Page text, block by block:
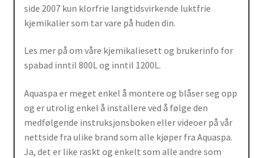
side 2007 kun klorfrie langtidsvirkende luktfrie
kjemikalier som tar vare på huden din.
Les mer på om våre kjemikaliesett og brukerinfo for
spabad inntil 800L og inntil 1200L.
Aquaspa er meget enkel å montere og blåser seg opp
og er utrolig enkel å installere ved å følge den
medfølgende instruksjonsboken eller videoer på vår
nettside fra ulike brand som alle kjøper fra Aquaspa.
Ja, det er like raskt og enkelt som alle andre som